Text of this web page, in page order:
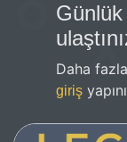
Daha
giriş